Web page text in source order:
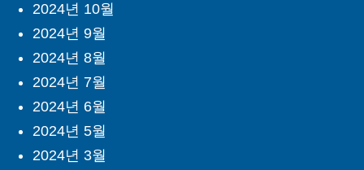
2024년 10월
2024년 9월
2024년 8월
2024년 7월
2024년 6월
2024년 5월
2024년 3월